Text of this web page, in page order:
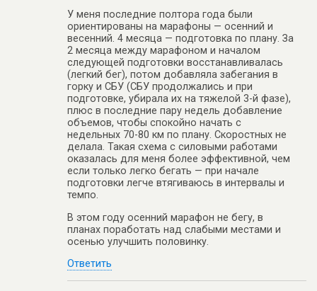
У меня последние полтора года были
ориентированы на марафоны — осенний и
весенний. 4 месяца — подготовка по плану. За
2 месяца между марафоном и началом
следующей подготовки восстанавливалась
(легкий бег), потом добавляла забегания в
горку и СБУ (СБУ продолжались и при
подготовке, убирала их на тяжелой 3-й фазе),
плюс в последние пару недель добавление
объемов, чтобы спокойно начать с
недельных 70-80 км по плану. Скоростных не
делала. Такая схема с силовыми работами
оказалась для меня более эффективной, чем
если только легко бегать — при начале
подготовки легче втягиваюсь в интервалы и
темпо.
В этом году осенний марафон не бегу, в
планах поработать над слабыми местами и
осенью улучшить половинку.
Ответить